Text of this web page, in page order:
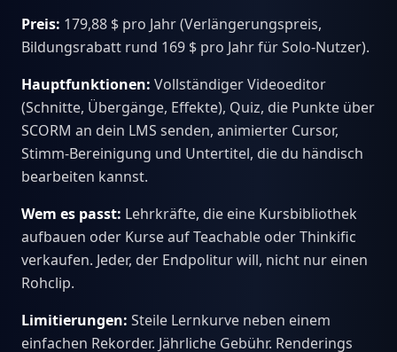
Preis: 179,88 $ pro Jahr (Verlängerungspreis,
Bildungsrabatt rund 169 $ pro Jahr für Solo-Nutzer).
Hauptfunktionen: Vollständiger Videoeditor
(Schnitte, Übergänge, Effekte), Quiz, die Punkte über
SCORM an dein LMS senden, animierter Cursor,
Stimm-Bereinigung und Untertitel, die du händisch
bearbeiten kannst.
Wem es passt: Lehrkräfte, die eine Kursbibliothek
aufbauen oder Kurse auf Teachable oder Thinkific
verkaufen. Jeder, der Endpolitur will, nicht nur einen
Rohclip.
Limitierungen: Steile Lernkurve neben einem
einfachen Rekorder. Jährliche Gebühr. Renderings